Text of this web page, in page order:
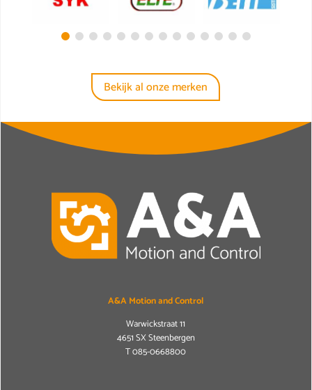
Bekijk al onze merken
A&A Motion and Control
Warwickstraat 11
4651 SX Steenbergen
T085-0668800